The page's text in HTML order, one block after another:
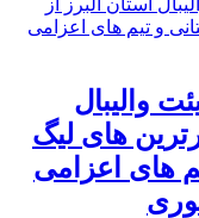
والیبال
های لیگ
های اعزامی